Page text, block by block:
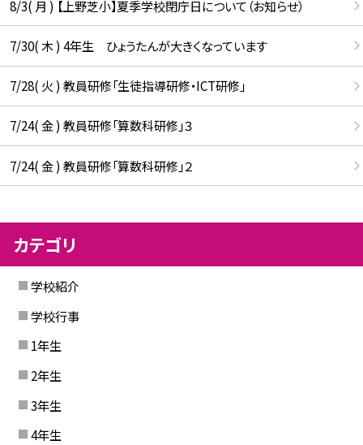
8/3( 月 ) 【上野芝小】夏季学校閉庁日について（お知らせ）
7/30( 木 ) 4年生 ひょうたんが大きくなっています
7/28( 火 ) 教員研修「生徒指導研修・ICT研修」
7/24( 金 ) 教員研修「算数科研修」３
7/24( 金 ) 教員研修「算数科研修」２
カテゴリ
学校紹介
学校行事
1年生
2年生
3年生
4年生